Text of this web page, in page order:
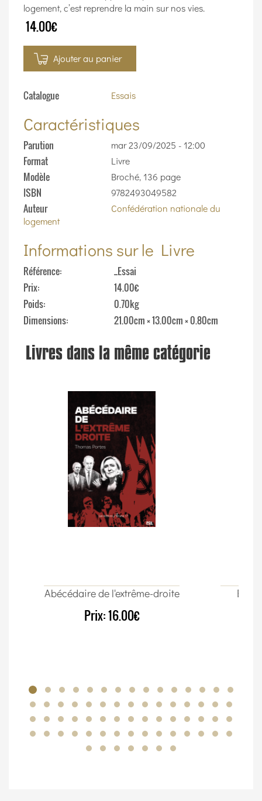
logement, c’est reprendre la main sur nos vies.
14.00€
Ajouter au panier
Catalogue Essais
Caractéristiques
Parution mar 23/09/2025 - 12:00
Format Livre
Modèle Broché, 136 page
ISBN 9782493049582
Auteur
Confédération nationale du
logement
Informations sur le Livre
Référence
_Essai
Prix
14.00€
Poids
0.70kg
Dimensions
21.00cm × 13.00cm × 0.80cm
Livres dans la même catégorie
Abécédaire de l'extrême-droite
Prix:16.00€